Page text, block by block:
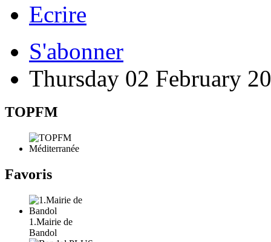
Ecrire
S'abonner
Thursday 02 February
TOPFM
Favoris
1.Mairie de
Bandol